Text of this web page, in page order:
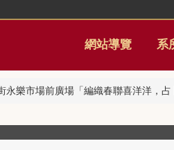
網站導覽 系
永樂市場前廣場「編織春聯喜洋洋，